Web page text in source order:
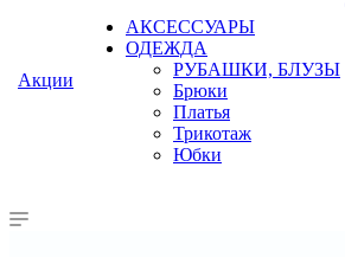
Акции
АКСЕССУАРЫ
ОДЕЖДА
РУБАШКИ, БЛУЗЫ
Брюки
Платья
Трикотаж
Юбки